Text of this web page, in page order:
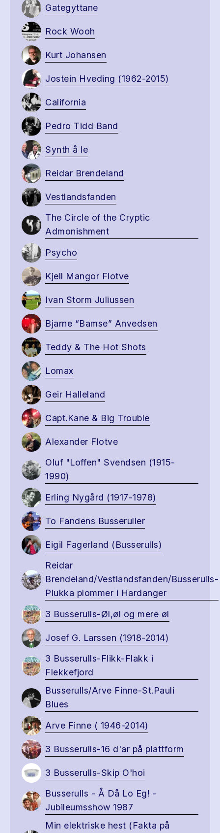
Gategyttane
Rock Wooh
Kurt Johansen
Jostein Hveding (1962-2015)
California
Pedro Tidd Band
Synth å le
Reidar Brendeland
Vestlandsfanden
The Circle of the Cryptic
Admonishment
Psycho
Kjell Mangor Flotve
Ivan Storm Juliussen
Bjarne “Bamse” Anvedsen
Teddy & The Hot Shots
Lomax
Geir Halleland
Capt.Kane & Big Trouble
Alexander Flotve
Oluf "Loffen" Svendsen (1915-
1990)
Erling Nygård (1917-1978)
To Fandens Busseruller
Eigil Fagerland (Busserulls)
Reidar
Brendeland/Vestlandsfanden/Busserulls-
Plukka plommer i Hardanger
3 Busserulls-Øl,øl og mere øl
Josef G. Larssen (1918-2014)
3 Busserulls-Flikk-Flakk i
Flekkefjord
Busserulls/Arve Finne-St.Pauli
Blues
Arve Finne ( 1946-2014)
3 Busserulls-16 d'ar på plattform
3 Busserulls-Skip O'hoi
Busserulls - Å Då Lo Eg! -
Jubileumsshow 1987
Min elektriske hest (Fakta på